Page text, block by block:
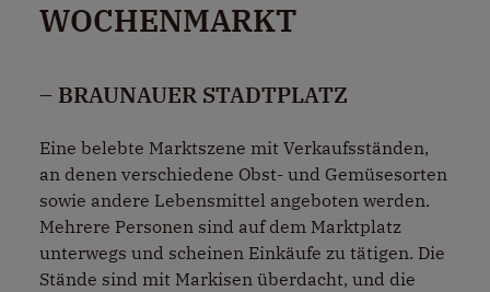
WOCHENMARKT
– BRAUNAUER STADTPLATZ
Eine belebte Marktszene mit Verkaufsständen,
an denen verschiedene Obst- und Gemüsesorten
sowie andere Lebensmittel angeboten werden.
Mehrere Personen sind auf dem Marktplatz
unterwegs und scheinen Einkäufe zu tätigen. Die
Stände sind mit Markisen überdacht, und die